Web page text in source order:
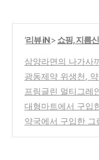
'리뷰 iN> 쇼핑, 지름신
삼양라면의 나가사
해산물을 첨가한 신
광동제약 위생천,
시간 편의점에서 구
크 음료
(0)
프링글린 멀티그레
ulti Grain Classic)
시식기
(0)
대형마트에서 구입
레소 & 크림커피
약국에서 구입한